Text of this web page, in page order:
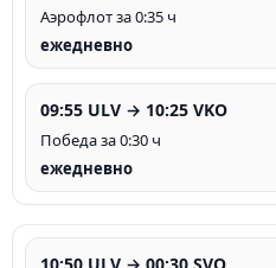
Аэрофлот за 0:35 ч
ежедневно
09:55 ULV → 10:25 VKO
Победа за 0:30 ч
ежедневно
10:50 ULV → 00:30 SVO